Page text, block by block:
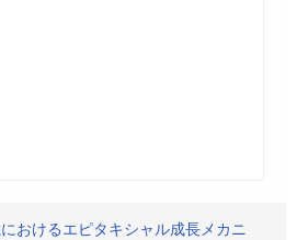
おけるエピタキシャル成長メカニ